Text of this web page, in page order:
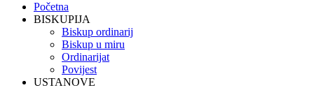
Početna
BISKUPIJA
Biskup ordinarij
Biskup u miru
Ordinarijat
Povijest
USTANOVE